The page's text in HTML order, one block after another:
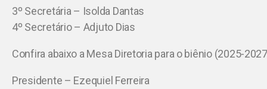
3º Secretária – Isolda Dantas
4º Secretário – Adjuto Dias
Confira abaixo a Mesa Diretoria para o biênio (2025-
Presidente – Ezequiel Ferreira